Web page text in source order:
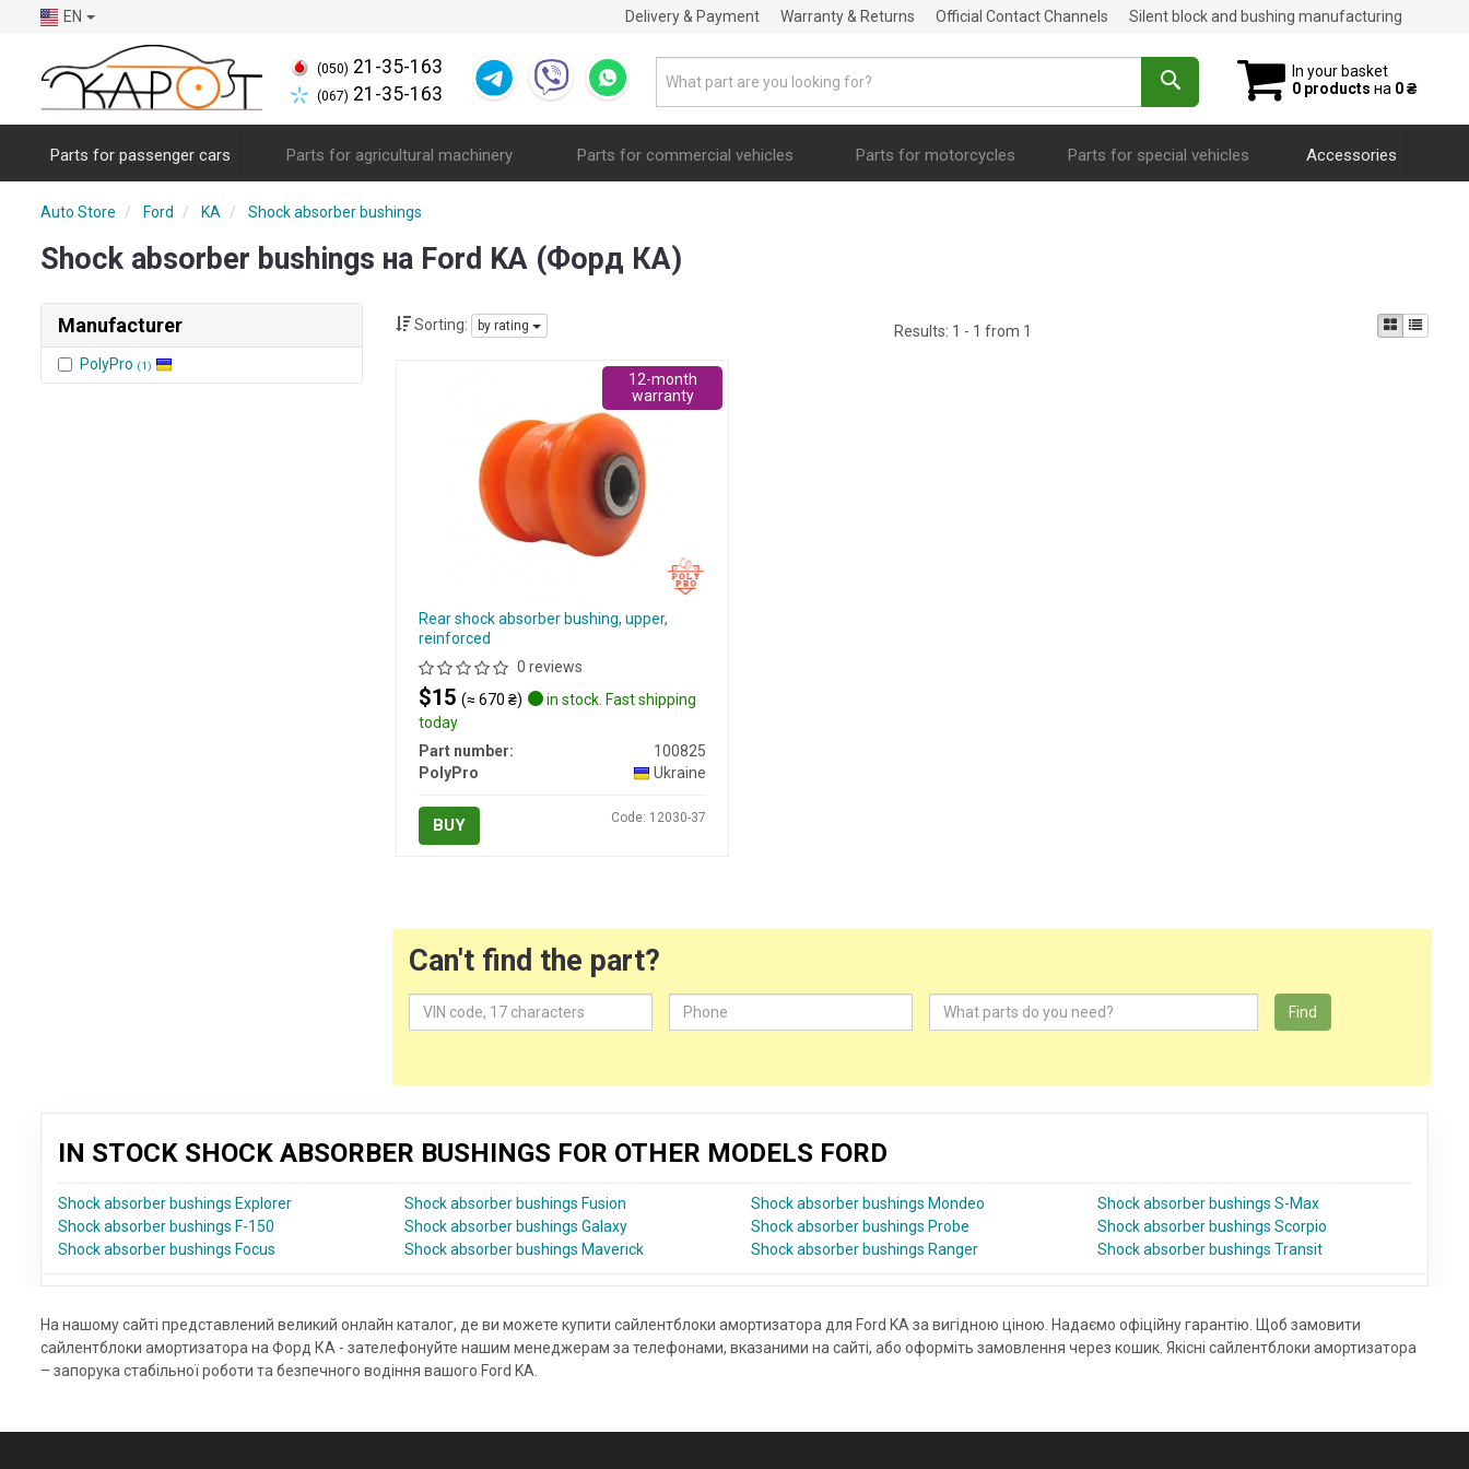
EN Delivery & Payment Warranty & Returns Official Contact Channels Silent block and bushing manufacturing
(050) 21-35-163
(067) 21-35-163
In your basket
0 products на 0 ₴
Parts for passenger cars Parts for agricultural machinery Parts for commercial vehicles Parts for motorcycles Parts for special vehicles Accessories
Auto Store Ford KA Shock absorber bushings
Shock absorber bushings на Ford KA (Форд КА)
Manufacturer
PolyPro (1)
Sorting: by rating Results: 1 - 1 from 1
Rear shock absorber bushing, upper,
reinforced
0 reviews
$15 (≈ 670 ₴)
in stock. Fast shipping
today
Part number:
100825
PolyPro
Ukraine
BUY Code: 12030-37
12-month
warranty
Can't find the part?
Find
IN STOCK SHOCK ABSORBER BUSHINGS FOR OTHER MODELS FORD
Shock absorber bushings Explorer
Shock absorber bushings F-150
Shock absorber bushings Focus
Shock absorber bushings Fusion
Shock absorber bushings Galaxy
Shock absorber bushings Maverick
Shock absorber bushings Mondeo
Shock absorber bushings Probe
Shock absorber bushings Ranger
Shock absorber bushings S-Max
Shock absorber bushings Scorpio
Shock absorber bushings Transit
На нашому сайті представлений великий онлайн каталог, де ви можете купити сайлентблоки амортизатора для Ford KA за вигідною ціною. Надаємо офіційну гарантію. Щоб замовити
сайлентблоки амортизатора на Форд КА - зателефонуйте нашим менеджерам за телефонами, вказаними на сайті, або оформіть замовлення через кошик. Якісні сайлентблоки амортизатора
– запорука стабільної роботи та безпечного водіння вашого Ford KA.